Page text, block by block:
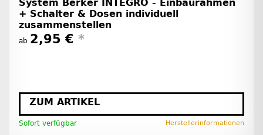
System Berker INTEGRO - Einbaurahmen
+ Schalter & Dosen individuell
zusammenstellen
ab 2,95 € *
ZUM ARTIKEL
Sofort verfügbar Herstellerinformationen